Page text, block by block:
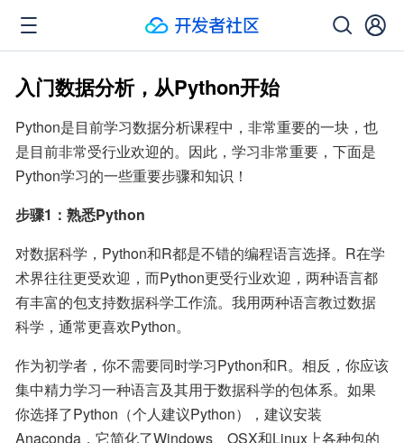
入门数据分析，从Python开始
Python是目前学习数据分析课程中，非常重要的一块，也
是目前非常受行业欢迎的。因此，学习非常重要，下面是
Python学习的一些重要步骤和知识！
步骤1：熟悉Python
对数据科学，Python和R都是不错的编程语言选择。R在学
术界往往更受欢迎，而Python更受行业欢迎，两种语言都
有丰富的包支持数据科学工作流。我用两种语言教过数据
科学，通常更喜欢Python。
作为初学者，你不需要同时学习Python和R。相反，你应该
集中精力学习一种语言及其用于数据科学的包体系。如果
你选择了Python（个人建议Python），建议安装
Anaconda，它简化了Windows、OSX和Linux上各种包的